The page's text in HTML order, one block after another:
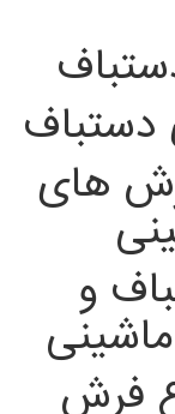
دستباف
های
و
فرش